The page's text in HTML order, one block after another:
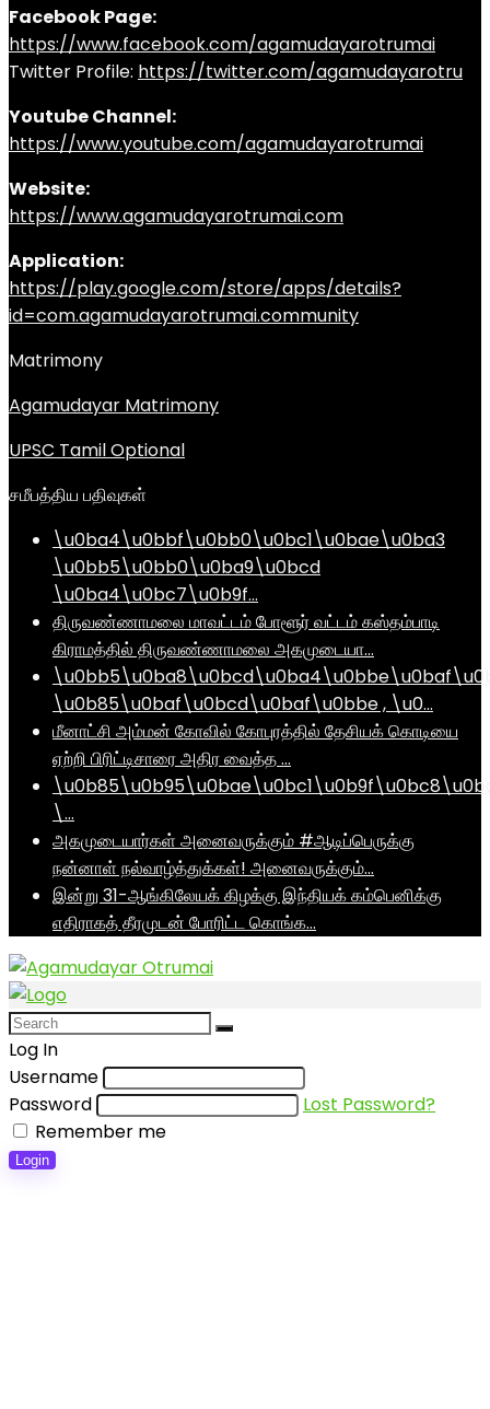
Facebook Page:
https://www.facebook.com/agamudayarotrumai
Twitter Profile: https://twitter.com/agamudayarotru
Youtube Channel:
https://www.youtube.com/agamudayarotrumai
Website:
https://www.agamudayarotrumai.com
Application:
https://play.google.com/store/apps/details?
id=com.agamudayarotrumai.community
Matrimony
Agamudayar Matrimony
UPSC Tamil Optional
சமீபத்திய பதிவுகள்
\u0ba4\u0bbf\u0bb0\u0bc1\u0bae\u0ba3
\u0bb5\u0bb0\u0ba9\u0bcd
\u0ba4\u0bc7\u0b9f…
திருவண்ணாமலை மாவட்டம் போளூர் வட்டம் கஸ்தம்பாடி
கிராமத்தில் திருவண்ணாமலை அகமுடையா…
\u0b85\u0baf\u0bcd\u0baf\u0bbe , \u0…
மீனாட்சி அம்மன் கோவில் கோபுரத்தில் தேசியக் கொடியை
ஏற்றி பிரிட்டிசாரை அதிர வைத்த …
\…
அகமுடையார்கள் அனைவருக்கும் #ஆடிப்பெருக்கு
நன்னாள் நல்வாழ்த்துக்கள்! அனைவருக்கும்…
இன்று 31-ஆங்கிலேயக் கிழக்கு இந்தியக் கம்பெனிக்கு
எதிராகத் தீரமுடன் போரிட்ட கொங்க…
Log In
Username
Password
Lost Password?
Remember me
Login